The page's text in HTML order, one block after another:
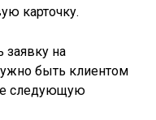
карточку.
заявку на
быть клиентом
следующую